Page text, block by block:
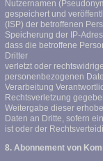
Nutzernamen
gespeichert und
(ISP) der betroffenen
Speicherung der IP-
dass die betroffene
Dritter
verletzt oder
personenbezogenen
Verarbeitung
Rechtsverletzung
Weitergabe dieser
Daten an Dritte, sofern
ist oder der
8. Abonnement von